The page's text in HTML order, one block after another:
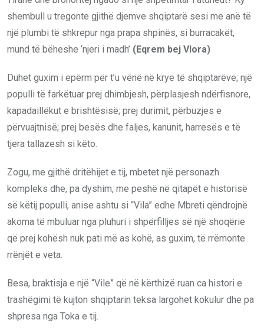
shembull u tregonte gjithë djemve shqiptarë sesi me anë të
një plumbi të shkrepur nga prapa shpinës, si burracakët,
mund të bëheshe ‘njeri i madh’ (Eqrem bej Vlora)
Duhet guxim i epërm për t’u vënë në krye të shqiptarëve; një
populli të farkëtuar prej dhimbjesh, përplasjesh ndërfisnore,
kapadaillëkut e brishtësisë; prej durimit, përbuzjes e
përvuajtnisë; prej besës dhe faljes, kanunit, harresës e të
tjera tallazesh si këto.
Zogu, me gjithë dritëhijet e tij, mbetet një personazh
kompleks dhe, pa dyshim, me peshë në qitapët e historisë
së këtij populli, anise ashtu si “Vila” edhe Mbreti qëndrojnë
akoma të mbuluar nga pluhuri i shpërfilljes së një shoqërie
që prej kohësh nuk pati më as kohë, as guxim, të rrëmonte
rrënjët e veta.
Besa, braktisja e një “Vile” që në kërthizë ruan ca histori e
trashëgimi të kujton shqiptarin teksa largohet kokulur dhe pa
shpresa nga Toka e tij.